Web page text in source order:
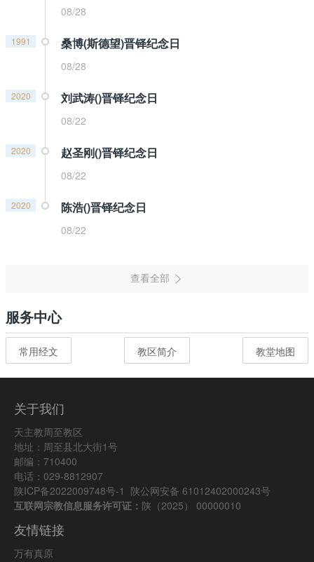
08/28
1991 桑博(斯德望)晋铎纪念日
08/28
2020 刘武涛()晋铎纪念日
08/22
2020 赵圣刚()晋铎纪念日
08/22
2020 陈浩()晋铎纪念日
08/22
服务中心
常用经文 教区简介 教堂地图
关于我们
天主教周至教区
地址：周至县北大街1号
邮编：710400
电话：029-8812907
陕ICP备2022009748号-1 陕公网安备 61012402000243号
互联网宗教信息服务许可证： 陕（2025） 00000010
友情链接
万有真原